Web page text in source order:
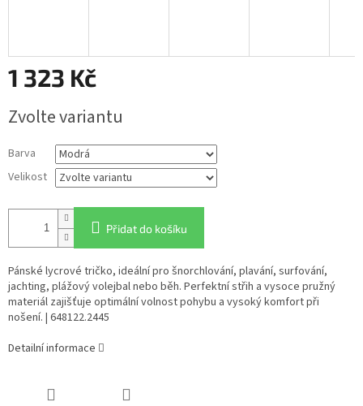
1 323 Kč
cena:
Zvolte variantu
Barva
Velikost
Přidat do košíku
Pánské lycrové tričko, ideální pro šnorchlování, plavání, surfování,
jachting, plážový volejbal nebo běh. Perfektní střih a vysoce pružný
materiál zajišťuje optimální volnost pohybu a vysoký komfort při
nošení. | 648122.2445
Detailní informace